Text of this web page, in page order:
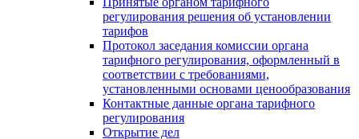
регулирования решения об установлении
тарифов
Протокол заседания комиссии органа
тарифного регулирования, оформленный в
соответствии с требованиями,
установленными основами ценообразования
Контактные данные органа тарифного
регулирования
Открытие дел